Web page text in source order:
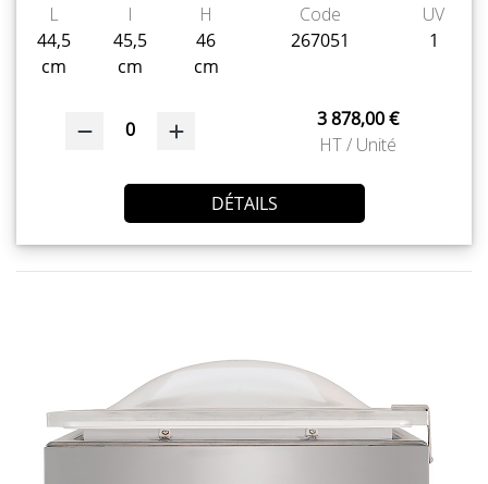
L
44,5
cm
l
45,5
cm
H
46
cm
Code
267051
UV
1
0
3 878,00 €
HT / Unité
DÉTAILS